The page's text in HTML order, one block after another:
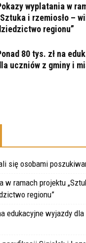
wyplatania w
i rzemiosło –
regionu”
80 tys. zł na
uczniów z gminy i
się osobami
w ramach projektu
regionu”
edukacyjne wyjazdy